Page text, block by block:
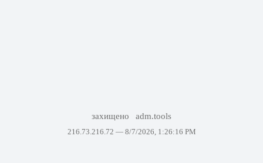
захищено adm.tools
216.73.216.72 — 8/7/2026, 1:26:16 PM